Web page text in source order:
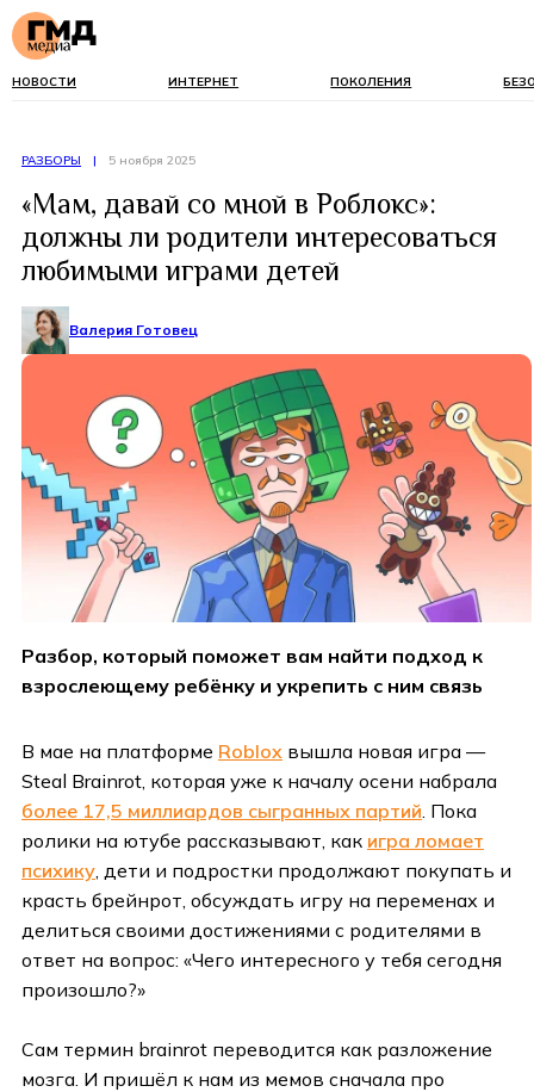
НОВОСТИ ИНТЕРНЕТ ПОКОЛЕНИЯ
РАЗБОРЫ | 5 ноября 2025
«Мам, давай со мной в Роблокс»:
должны ли родители интересоваться
любимыми играми детей
Валерия Готовец
Разбор, который поможет вам найти подход к
взрослеющему ребёнку и укрепить с ним связь
В мае на платформе Roblox вышла новая игра —
Steal Brainrot, которая уже к началу осени набрала
более 17,5 миллиардов сыгранных партий . Пока
ролики на ютубе рассказывают, как игра ломает
психику , дети и подростки продолжают покупать и
красть брейнрот, обсуждать игру на переменах и
делиться своими достижениями с родителями в
ответ на вопрос: «Чего интересного у тебя сегодня
произошло?»
Сам термин brainrot переводится как разложение
мозга. И пришёл к нам из мемов сначала про